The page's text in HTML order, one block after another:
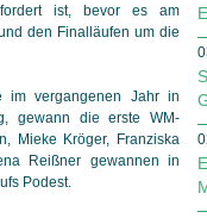
ist, bevor es am
den Final­läufen um die
im vergangenen Jahr in
gewann die erste WM-
Mieke Kröger, Franziska
Reißner gewannen in
Podest.